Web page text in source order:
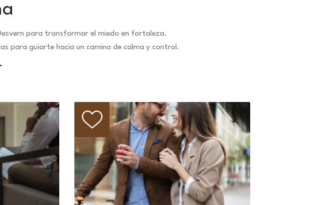
para transformar el miedo en fortaleza.
para guiarte hacia un camino de calma y control.